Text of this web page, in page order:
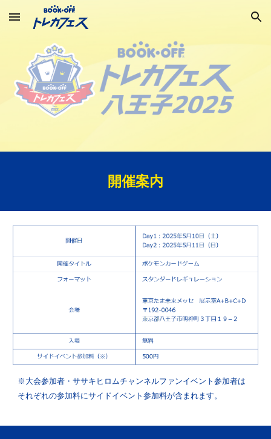
Skip to main content Skip to navigation
開催案内
※大会参加者・ササキヒロムチャンネルファンイベント参加者は
それぞれの参加料にサイドイベント参加料が含まれます。